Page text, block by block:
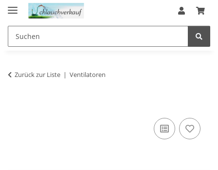
Zurück zur Liste Ventilatoren